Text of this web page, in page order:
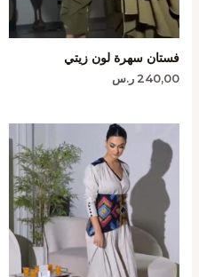
فستان سهرة لون زيتي
240,00 ر.س